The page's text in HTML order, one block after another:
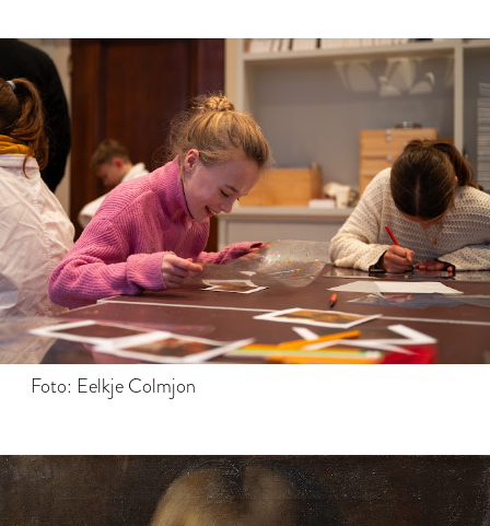
Foto: Eelkje Colmjon